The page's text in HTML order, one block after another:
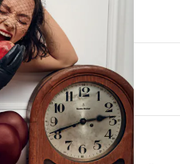
XS
В КОРЗИНУ